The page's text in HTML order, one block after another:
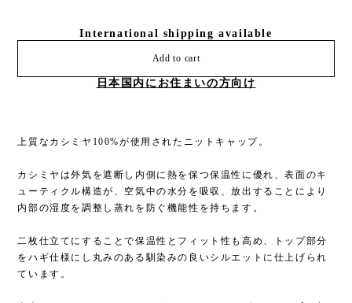
International shipping available
Add to cart
日本国内にお住まいの方向け
上質なカシミヤ100%が使用されたニットキャップ。
カシミヤは外気を遮断し内側に熱を保つ保温性に優れ、表面のキ
ューティクル構造が、空気中の水分を吸収、放出することにより
内部の湿度を調整し蒸れを防ぐ機能性を持ちます。
二枚仕立てにすることで保温性とフィット性も高め、トップ部分
をハギ仕様にし丸みのある馴染みの良いシルエットに仕上げられ
ています。